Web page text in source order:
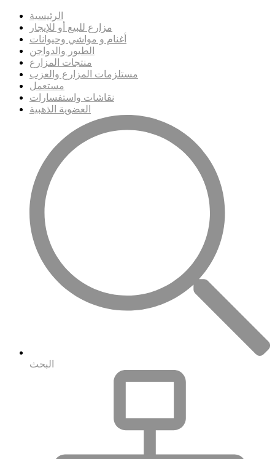
الرئيسية
مزارع للبيع أو للإيجار
أغنام و مواشي وحيوانات
الطيور والدواجن
منتجات المزارع
مستلزمات المزارع والعزب
مستعمل
نقاشات واستفسارات
العضوية الذهبية
البحث